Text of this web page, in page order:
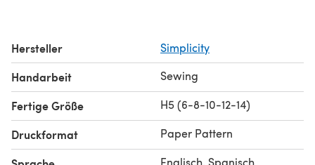
Hersteller Simplicity
Handarbeit Sewing
Fertige Größe H5 (6-8-10-12-14)
Druckformat Paper Pattern
Englisch, Spanisch